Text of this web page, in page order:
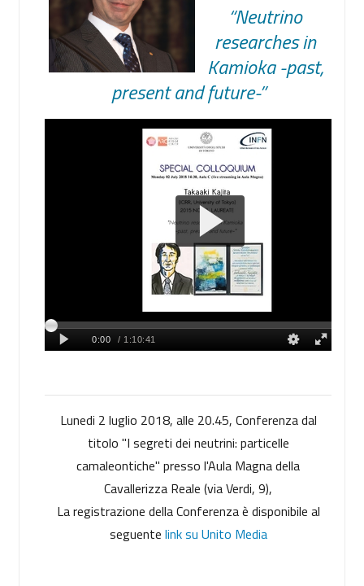
“Neutrino
researches in
Kamioka -past,
present and future-”
Lunedi 2 luglio 2018, alle 20.45, Conferenza dal
titolo "I segreti dei neutrini: particelle
camaleontiche" presso l'Aula Magna della
Cavallerizza Reale (via Verdi, 9),
La registrazione della Conferenza è disponibile al
seguente link su Unito Media